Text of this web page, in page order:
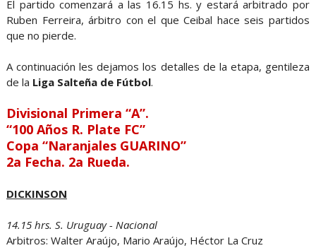
El partido comenzará a las 16.15 hs. y estará arbitrado por
Ruben Ferreira, árbitro con el que Ceibal hace seis partidos
que no pierde.
A continuación les dejamos los detalles de la etapa, gentileza
de la Liga Salteña de Fútbol.
Divisional Primera “A”.
“100 Años R. Plate FC”
Copa “Naranjales GUARINO”
2a Fecha. 2a Rueda.
DICKINSON
14.15 hrs. S. Uruguay - Nacional
Arbitros: Walter Araújo, Mario Araújo, Héctor La Cruz